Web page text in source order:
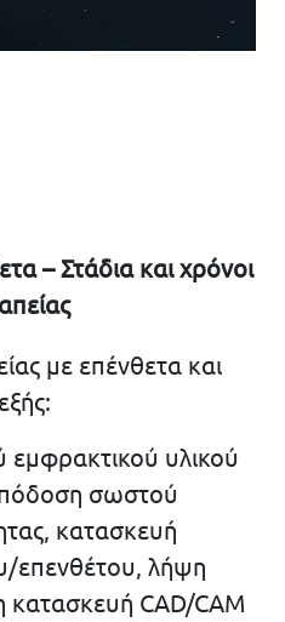
– Στάδια και χρόνοι
με επένθετα και
εμφρακτικού υλικού
σωστού
κατασκευή
επενθέτου, λήψη
CAD/CAM